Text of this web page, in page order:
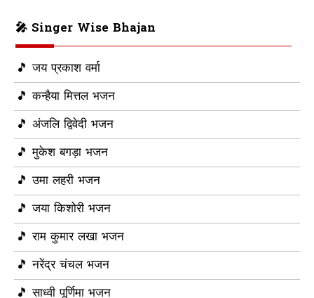
🎤 Singer Wise Bhajan
🎵 जय प्रकाश वर्मा
🎵 कन्हैया मित्तल भजन
🎵 अंजलि द्विवेदी भजन
🎵 मुकेश बगड़ा भजन
🎵 उमा लहरी भजन
🎵 जया किशोरी भजन
🎵 राम कुमार लखा भजन
🎵 नरेंद्र चंचल भजन
🎵 साध्वी पूर्णिमा भजन